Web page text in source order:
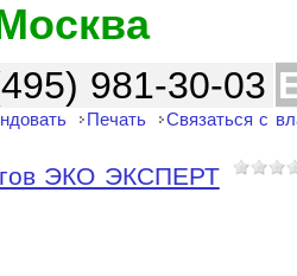
981-30-03
Печать Связаться с
ЭКО ЭКСПЕРТ